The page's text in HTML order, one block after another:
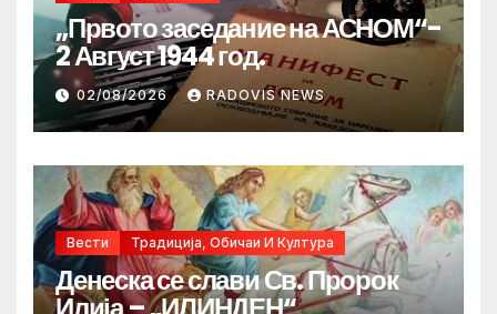
„Првото заседание на АСНОМ“-
2 Август 1944 год.
02/08/2026 RADOVIS NEWS
Вести Традиција, Обичаи И Култура
Денеска се слави Св. Пророк